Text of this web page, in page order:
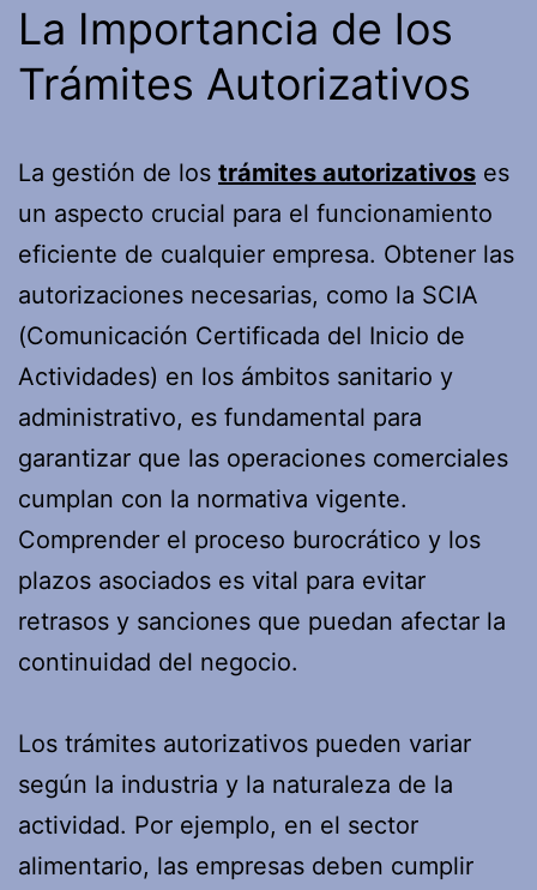
La Importancia de los
Trámites Autorizativos
La gestión de los trámites autorizativos es
un aspecto crucial para el funcionamiento
eficiente de cualquier empresa. Obtener las
autorizaciones necesarias, como la SCIA
(Comunicación Certificada del Inicio de
Actividades) en los ámbitos sanitario y
administrativo, es fundamental para
garantizar que las operaciones comerciales
cumplan con la normativa vigente.
Comprender el proceso burocrático y los
plazos asociados es vital para evitar
retrasos y sanciones que puedan afectar la
continuidad del negocio.
Los trámites autorizativos pueden variar
según la industria y la naturaleza de la
actividad. Por ejemplo, en el sector
alimentario, las empresas deben cumplir